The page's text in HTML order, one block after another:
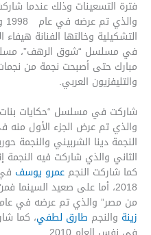
فترة التسعينات وذلك عندما
التشكيلية وخالتها الفنانة
في مسلسل “شوق الرهف”،
مبارك حتى أصبحت نجمة من
والتليفزيون العربي.
شاركت في مسلسل “حكايات
النجمة دينا الشربيني والنجمة
الثاني والذي شاركت فيه
كما شاركت النجم عمرو يوسف
2018، أما على صعيد
من مصر” والذي تم عرضه في عام 2010 وشاركها البطولة النجمة
زينة والنجم طارق لطفي، كما